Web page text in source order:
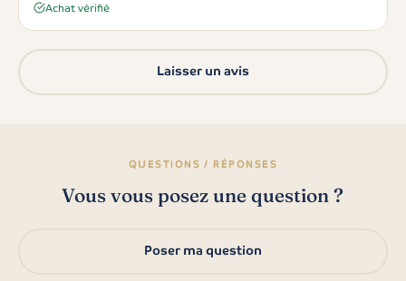
Achat vérifié
Laisser un avis
QUESTIONS / RÉPONSES
Vous vous posez une question ?
Poser ma question